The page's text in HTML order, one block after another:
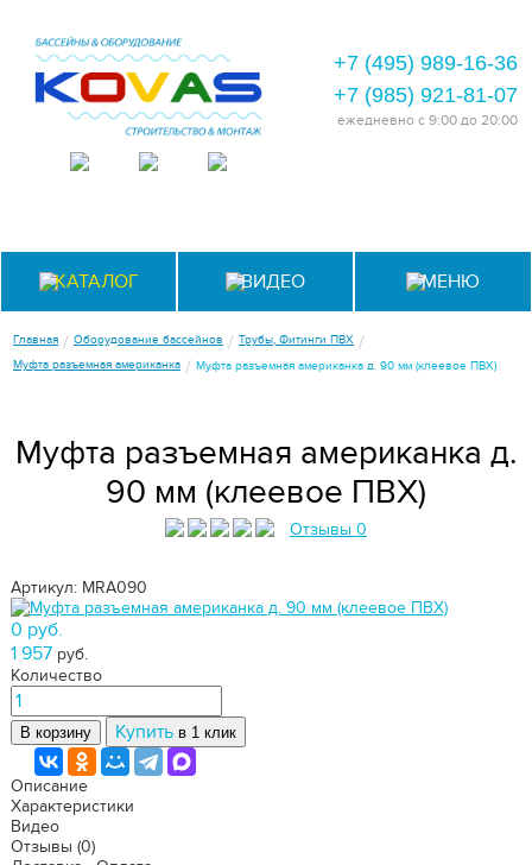
+7 (495) 989-16-36
+7 (985) 921-81-07
ежедневно с 9:00 до 20:00
КАТАЛОГ ВИДЕО МЕНЮ
Главная / Оборудование бассейнов / Трубы, Фитинги ПВХ /
Муфта разъемная американка / Муфта разъемная американка д. 90 мм (клеевое ПВХ)
Муфта разъемная американка д.
90 мм (клеевое ПВХ)
Отзывы 0
Артикул: MRA090
0 руб.
1 957 руб.
Количество
В корзину Купить в 1 клик
Описание
Характеристики
Видео
Отзывы (0)